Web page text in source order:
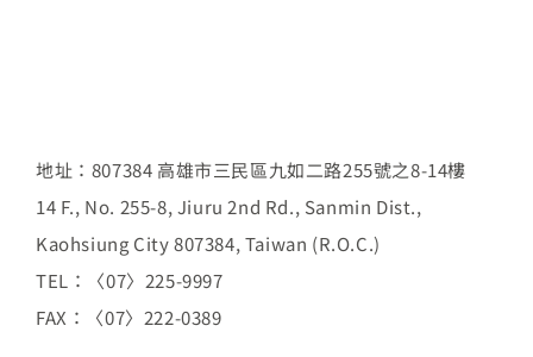
地址：807384 高雄市三民區九如二路255號之8-14樓
14 F., No. 255-8, Jiuru 2nd Rd., Sanmin Dist.,
Kaohsiung City 807384, Taiwan (R.O.C.)
TEL：〈07〉225-9997
FAX：〈07〉222-0389